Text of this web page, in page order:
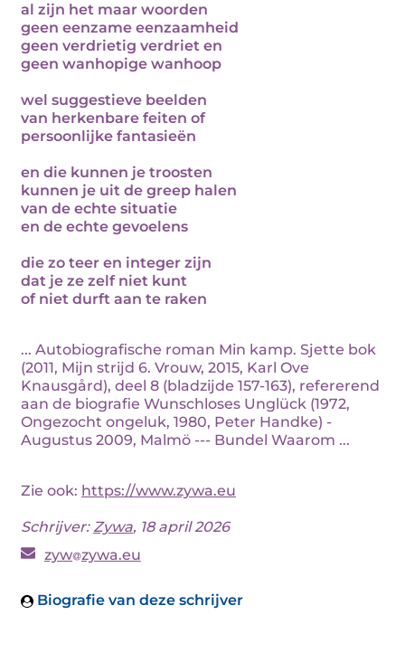
al zijn het maar woorden
geen eenzame eenzaamheid
geen verdrietig verdriet en
geen wanhopige wanhoop
wel suggestieve beelden
van herkenbare feiten of
persoonlijke fantasieën
en die kunnen je troosten
kunnen je uit de greep halen
van de echte situatie
en de echte gevoelens
die zo teer en integer zijn
dat je ze zelf niet kunt
of niet durft aan te raken
... Autobiografische roman Min kamp. Sjette bok
(2011, Mijn strijd 6. Vrouw, 2015, Karl Ove
Knausgård), deel 8 (bladzijde 157-163), refererend
aan de biografie Wunschloses Unglück (1972,
Ongezocht ongeluk, 1980, Peter Handke) -
Augustus 2009, Malmö --- Bundel Waarom ...
Zie ook: https://www.zywa.eu
Schrijver:Zywa, 18 april 2026
zyw zywa.eu
Biografie van deze schrijver